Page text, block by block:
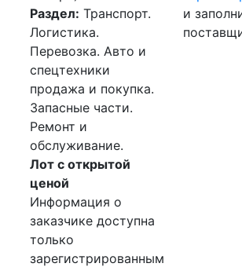
Раздел: Транспорт.
Логистика.
Перевозка. Авто и
спецтехники
продажа и покупка.
Запасные части.
Ремонт и
обслуживание.
Лот с открытой
ценой
Информация о
заказчике доступна
только
зарегистрированным
и